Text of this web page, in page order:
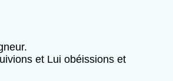
et Lui obéissions et